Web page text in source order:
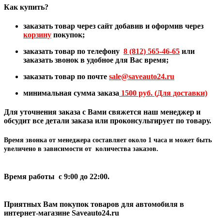
Как купить?
заказать товар через сайт добавив и оформив через
корзину покупок;
заказать товар по телефону 8 (812) 565-46-65 или
заказать звонок в удобное для Вас время;
заказать товар по почте sale@saveauto24.ru
минимальная сумма заказа 1500 руб. (Для доставки)
Для уточнения заказа с Вами свяжется наш менеджер и
обсудит все детали заказа или проконсультирует по товару.
Время звонка от менеджера составляет около 1 часа и может быть
увеличено в зависимости от количества заказов.
Время работы с 9:00 до 22:00.
Приятных Вам покупок товаров для автомобиля в
интернет-магазине Saveauto24.ru